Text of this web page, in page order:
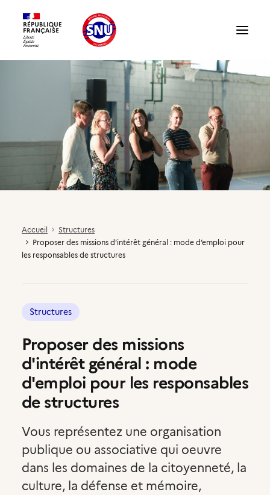
Présentation du SNU
Témoignages
Structures : accueillir un volontaire
Compte partenaire
Accueil
Structures
Proposer des missions d’intérêt général : mode d’emploi pour
les responsables de structures
Structures
Proposer des missions
d'intérêt général : mode
d'emploi pour les responsables
de structures
Vous représentez une organisation
publique ou associative qui oeuvre
dans les domaines de la citoyenneté, la
culture, la défense et mémoire,